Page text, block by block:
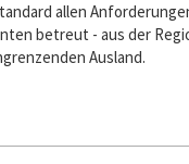
allen
betreut - aus der
Ausland.